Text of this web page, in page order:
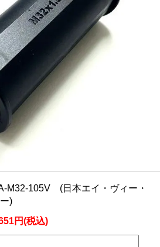
M32-105V (日本エイ・ヴィー・
)
円(税込)